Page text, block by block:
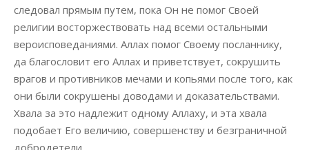
следовал прямым путем, пока Он не помог Своей
религии восторжествовать над всеми остальными
вероисповеданиями. Аллах помог Своему посланнику,
да благословит его Аллах и приветствует, сокрушить
врагов и противников мечами и копьями после того, как
они были сокрушены доводами и доказательствами.
Хвала за это надлежит одному Аллаху, и эта хвала
подобает Его величию, совершенству и безграничной
добродетели.